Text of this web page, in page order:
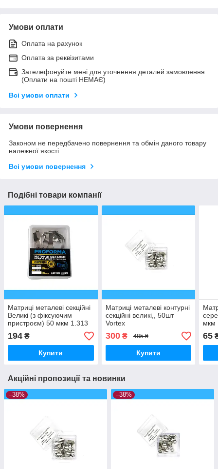
Умови оплати
Оплата на рахунок
Оплата за реквізитами
Зателефонуйте мені для уточнення деталей замовлення
(Оплати на пошті НЕМАЄ)
Всі умови оплати
Умови повернення
Законом не передбачено повернення та обмін даного товару
належної якості
Всі умови повернення
Подібні товари компанії
Матриці металеві секційні
Великі (з фіксуючим
пристроєм) 50 мкм 1.313
10 шт
194 ₴
Купити
Матриці металеві контурні
секційні великі,, 50шт
Vortex
300₴ 485 ₴
Купити
мкм
65
Акційні пропозиції та новинки
–38% –38%